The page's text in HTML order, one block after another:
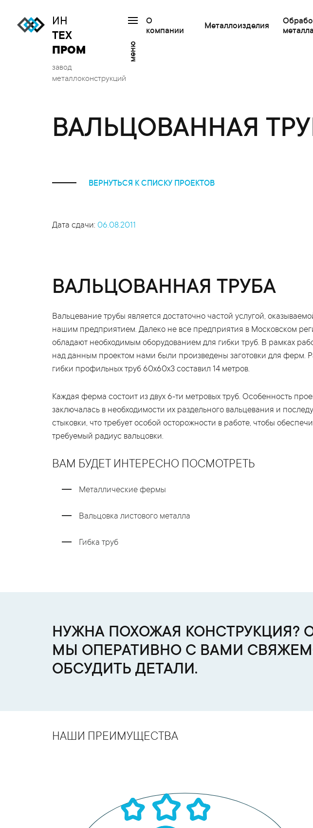
ИН
ТЕХ
ПРОМ
завод
металлоконструкций
меню
О
компании
Металлоизделия
металла
ВАЛЬЦОВАННАЯ
ВЕРНУТЬСЯ К СПИСКУ ПРОЕКТОВ
Дата сдачи: 06.08.2011
ВАЛЬЦОВАННАЯ ТРУБА
Вальцевание трубы является достаточно частой услугой,
нашим предприятием. Далеко не все предприятия в Московском
обладают необходимым оборудованием для гибки труб. В рамках
над данным проектом нами были произведены заготовки для ферм.
гибки профильных труб 60х60х3 составил 14 метров.
Каждая ферма состоит из двух 6-ти метровых труб. Особенность
заключалась в необходимости их раздельного вальцевания и
стыковки, что требует особой осторожности в работе, чтобы
требуемый радиус вальцовки.
ВАМ БУДЕТ ИНТЕРЕСНО ПОСМОТРЕТЬ
Металлические фермы
Вальцовка листового металла
Гибка труб
НУЖНА ПОХОЖАЯ КОНСТРУКЦИЯ?
МЫ ОПЕРАТИВНО С ВАМИ
ОБСУДИТЬ ДЕТАЛИ.
НАШИ ПРЕИМУЩЕСТВА